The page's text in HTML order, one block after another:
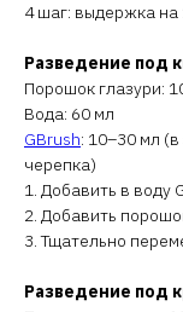
4 шаг: выдержка
Разведение под
Порошок глазури:
Вода: 60 мл
GBrush: 10–30 мл
черепка)
1. Добавить в воду
2. Добавить
3. Тщательно
Разведение под